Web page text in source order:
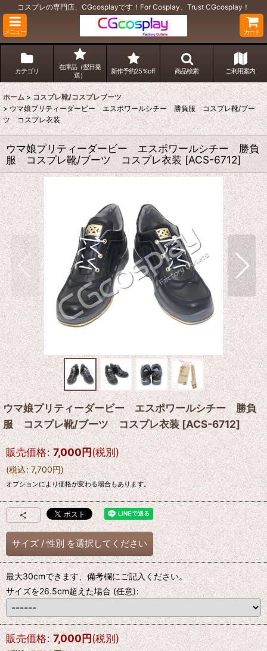
コスプレの専門店、CGcosplayです！For Cosplay、Trust CGcosplay！
メニュー カート
カテゴリ
在庫品（翌日発
送）
新作予約25％off 商品検索 ご利用案内
ホーム > コスプレ靴/コスプレブーツ
> ウマ娘プリティーダービー エスポワールシチー 勝負服 コスプレ靴/ブー
ツ コスプレ衣装
ウマ娘プリティーダービー エスポワールシチー 勝負
服 コスプレ靴/ブーツ コスプレ衣装 [ACS-6712]
ウマ娘プリティーダービー エスポワールシチー 勝負
服 コスプレ靴/ブーツ コスプレ衣装[ACS-6712]
販売価格: 7,000円(税別)
(税込: 7,700円)
オプションにより価格が変わる場合もあります。
サイズ / 性別 を選択してください
最大30cmできます、備考欄にご記入ください。
サイズを26.5cm超えた場合(任意):
販売価格: 7,000円(税別)